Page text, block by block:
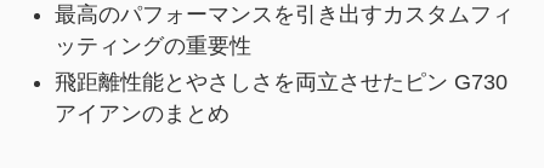
最高のパフォーマンスを引き出すカスタムフィ
ッティングの重要性
飛距離性能とやさしさを両立させたピン G730
アイアンのまとめ